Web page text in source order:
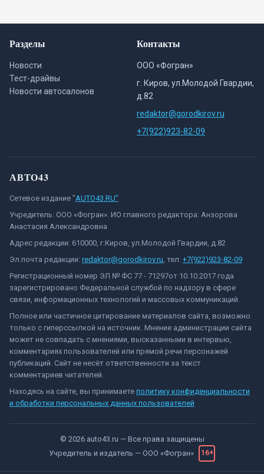
Разделы
Новости
Тест-драйвы
Новости автосалонов
Контакты
ООО «Фогран»
г. Киров, ул.Молодой Гвардии,
д.82
redaktor@gorodkirov.ru
+7(922)923-82-09
АВТО43
Сетевое издание "AUTO43.RU"
Учредитель: ООО «Фогран». ИО главного редактора: Анзорова
Анастасия Александровна
Адрес редакции: 610000, г.Киров, ул.Молодой Гвардии, д.82
Эл.почта редакции: redaktor@gorodkirov.ru , тел: +7(922)923-82-09
Регистрационный номер ЭЛ № ФС 77 - 71297от 10.10.2017 года
зарегистрировано Федеральной службой по надзору в сфере
связи, информационных технологий и массовых коммуникаций.
Полное или частичное цитирование материалов сайта, возможно
только с гиперссылкой на источник. Мнение администрации сайта
может не совпадать с мнениями, высказанными в интервью,
комментариях пользователей или прямой речи персонажей
публикаций. Сайт не несёт ответственности за текст
комментариев читателей.
Находясь на сайте, вы принимаете политику конфиденциальности
и обработки персональных данных пользователей
© 2026 auto43.ru — Все права защищены
Учредитель и издатель — ООО «Фогран» 16+